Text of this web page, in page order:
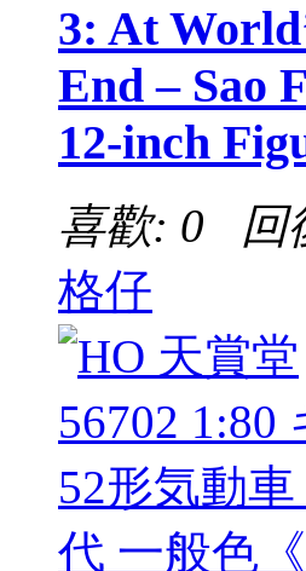
3: At
End – Sao
12-inch
喜歡: 0 回
格仔